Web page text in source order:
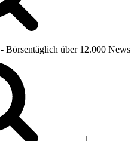
- Börsentäglich über 12.000 News